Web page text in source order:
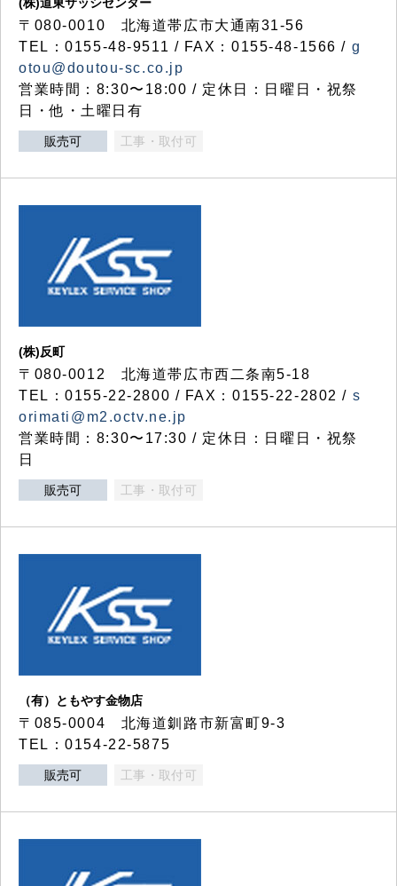
〒080-0010 北海道帯広市大通南31-56
TEL：0155-48-9511 / FAX：0155-48-1566 / g
otou@doutou-sc.co.jp
営業時間：8:30〜18:00 / 定休日：日曜日・祝祭
日・他・土曜日有
販売可 工事・取付可
(株)反町
〒080-0012 北海道帯広市西二条南5-18
TEL：0155-22-2800 / FAX：0155-22-2802 / s
orimati@m2.octv.ne.jp
営業時間：8:30〜17:30 / 定休日：日曜日・祝祭
日
販売可 工事・取付可
（有）ともやす金物店
〒085-0004 北海道釧路市新富町9-3
TEL：0154-22-5875
販売可 工事・取付可